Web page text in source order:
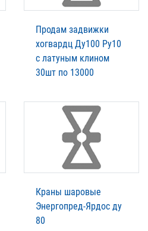
Продам задвижки
хогвардц Ду100 Ру10
с латуным клином
30шт по 13000
Краны шаровые
Энергопред-Ярдос ду
80